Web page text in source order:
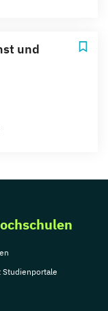
und
Studienportale